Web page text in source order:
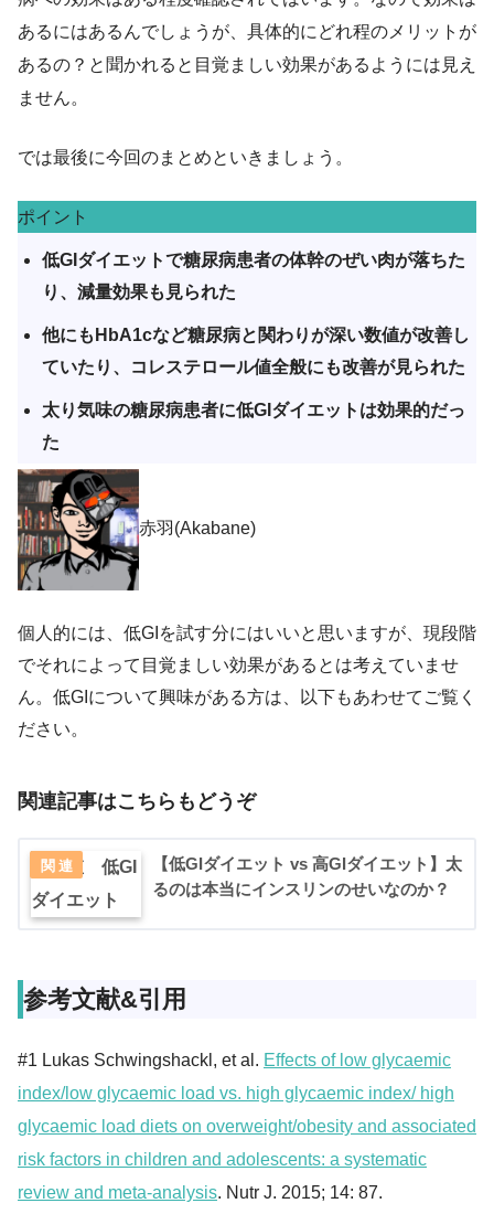
あるにはあるんでしょうが、具体的にどれ程のメリットが
あるの？と聞かれると目覚ましい効果があるようには見え
ません。
では最後に今回のまとめといきましょう。
ポイント
低GIダイエットで糖尿病患者の体幹のぜい肉が落ちた
り、減量効果も見られた
他にもHbA1cなど糖尿病と関わりが深い数値が改善し
ていたり、コレステロール値全般にも改善が見られた
太り気味の糖尿病患者に低GIダイエットは効果的だっ
た
赤羽(Akabane)
個人的には、低GIを試す分にはいいと思いますが、現段階
でそれによって目覚ましい効果があるとは考えていませ
ん。低GIについて興味がある方は、以下もあわせてご覧く
ださい。
関連記事はこちらもどうぞ
【低GIダイエット vs 高GIダイエット】太
るのは本当にインスリンのせいなのか？
参考文献&引用
#1 Lukas Schwingshackl, et al. Effects of low glycaemic
index/low glycaemic load vs. high glycaemic index/ high
glycaemic load diets on overweight/obesity and associated
risk factors in children and adolescents: a systematic
review and meta-analysis. Nutr J. 2015; 14: 87.